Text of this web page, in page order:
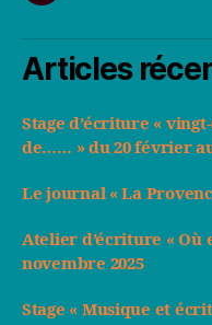
Articles
Stage d’écriture «
de…… » du 20 février
Le journal « La
Atelier d’écriture « Où
novembre 2025
Stage « Musique et